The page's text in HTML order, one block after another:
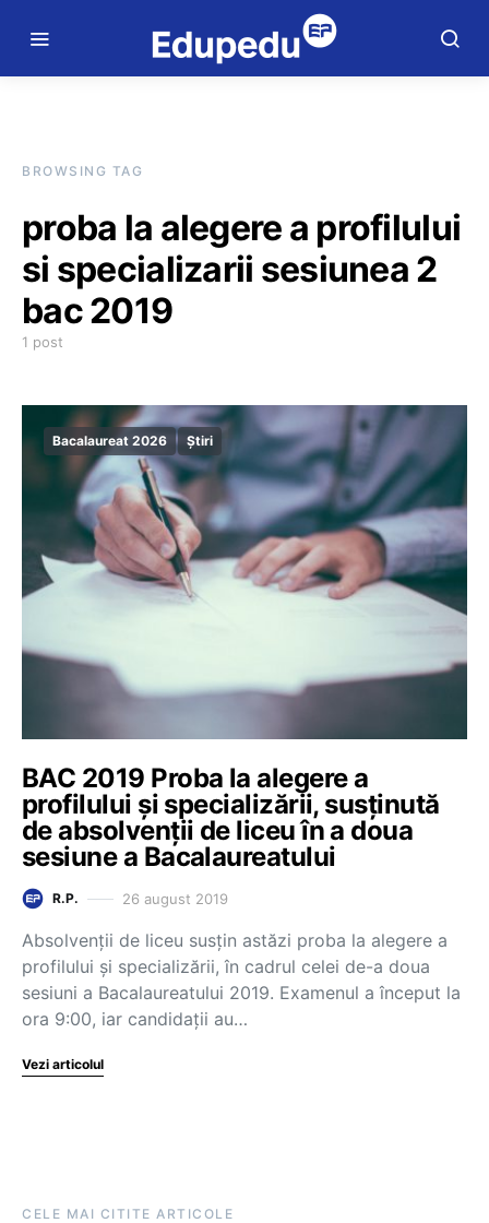
BROWSING TAG
proba la alegere a profilului
si specializarii sesiunea 2
bac 2019
1 post
Bacalaureat 2026 Știri
BAC 2019 Proba la alegere a
profilului și specializării, susținută
de absolvenții de liceu în a doua
sesiune a Bacalaureatului
R.P. 26 august 2019
Absolvenții de liceu susțin astăzi proba la alegere a
profilului și specializării, în cadrul celei de-a doua
sesiuni a Bacalaureatului 2019. Examenul a început la
ora 9:00, iar candidații au…
Vezi articolul
CELE MAI CITITE ARTICOLE